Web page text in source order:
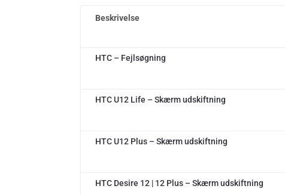
Beskrivelse
HTC – Fejlsøgning
HTC U12 Life – Skærm udskiftning
HTC U12 Plus – Skærm udskiftning
HTC Desire 12 | 12 Plus – Skærm udskiftning